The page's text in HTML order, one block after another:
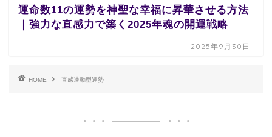
運命数11の運勢を神聖な幸福に昇華させる方法
｜強力な直感力で築く2025年魂の開運戦略
2025年9月30日
HOME 直感連動型運勢